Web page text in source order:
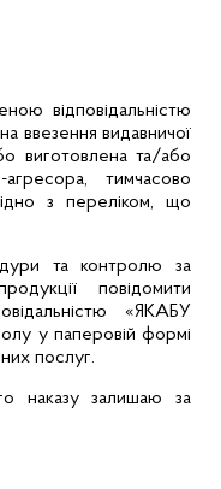
відповідальністю
ввезення видавничої
виготовлена та/або
тимчасово
з переліком, що
та контролю за
повідомити
«ЯКАБУ
у паперовій формі
послуг.
наказу залишаю за